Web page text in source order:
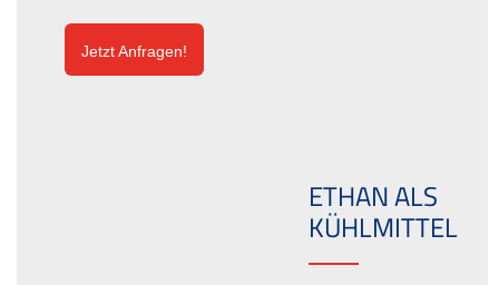
Jetzt Anfragen!
ETHAN ALS
KÜHLMITTEL